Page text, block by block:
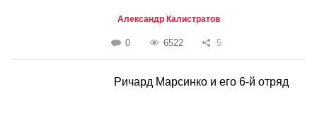
Александр Калистратов
0 6522 5
Ричард Марсинко и его 6-й отряд